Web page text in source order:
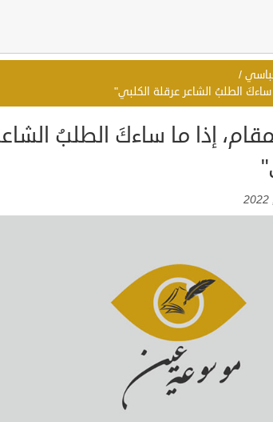
/
الطلبُ الشاعر عرقلة الكلبي"
إذا ما ساءكَ الطلبُ